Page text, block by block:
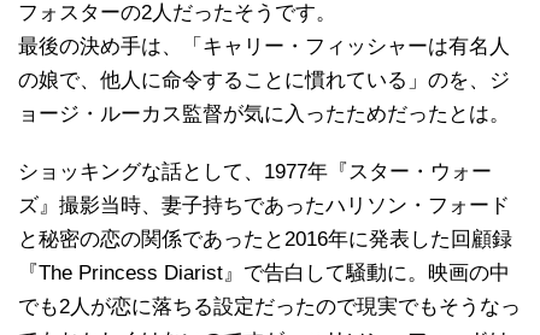
フォスターの2人だったそうです。
最後の決め手は、「キャリー・フィッシャーは有名人
の娘で、他人に命令することに慣れている」のを、ジ
ョージ・ルーカス監督が気に入ったためだったとは。
ショッキングな話として、1977年『スター・ウォー
ズ』撮影当時、妻子持ちであったハリソン・フォード
と秘密の恋の関係であったと2016年に発表した回顧録
『The Princess Diarist』で告白して騒動に。映画の中
でも2人が恋に落ちる設定だったので現実でもそうなっ